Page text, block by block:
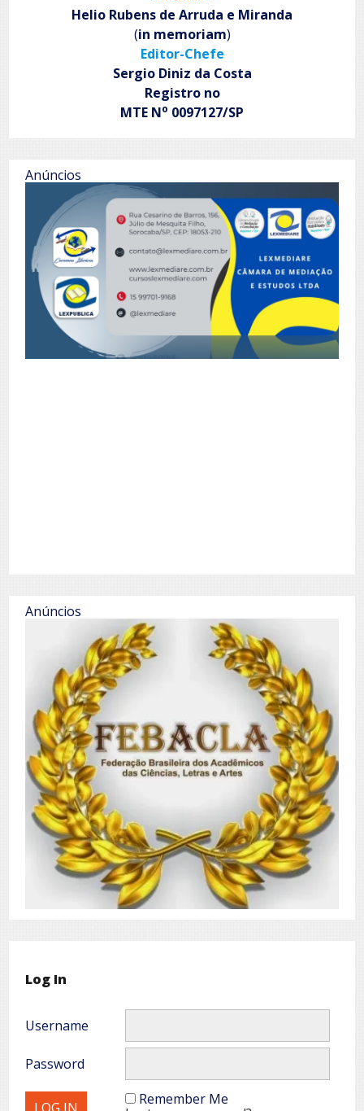
Helio Rubens de Arruda e Miranda
(in memoriam)
Editor-Chefe
Sergio Diniz da Costa
Registro no
MTE No 0097127/SP
Anúncios
Anúncios
Log In
Username
Password
Remember Me